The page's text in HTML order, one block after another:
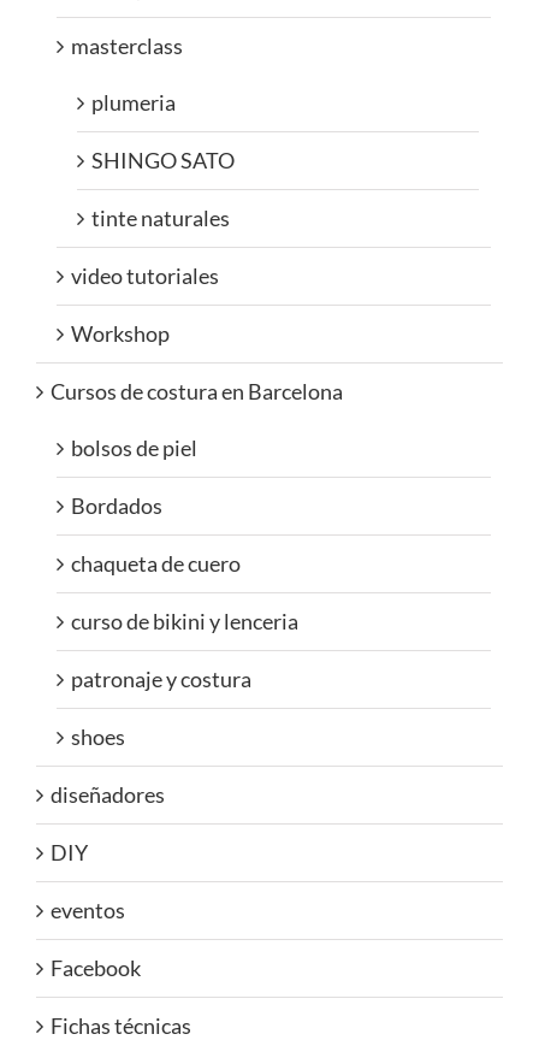
masterclass
plumeria
SHINGO SATO
tinte naturales
video tutoriales
Workshop
Cursos de costura en Barcelona
bolsos de piel
Bordados
chaqueta de cuero
curso de bikini y lenceria
patronaje y costura
shoes
diseñadores
DIY
eventos
Facebook
Fichas técnicas